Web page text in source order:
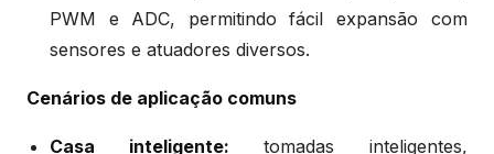
PWM e ADC, permitindo fácil expansão com
sensores e atuadores diversos.
Cenários de aplicação comuns
Casa inteligente: tomadas inteligentes,